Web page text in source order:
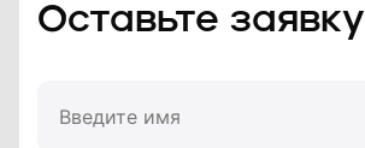
Оставьте заявку